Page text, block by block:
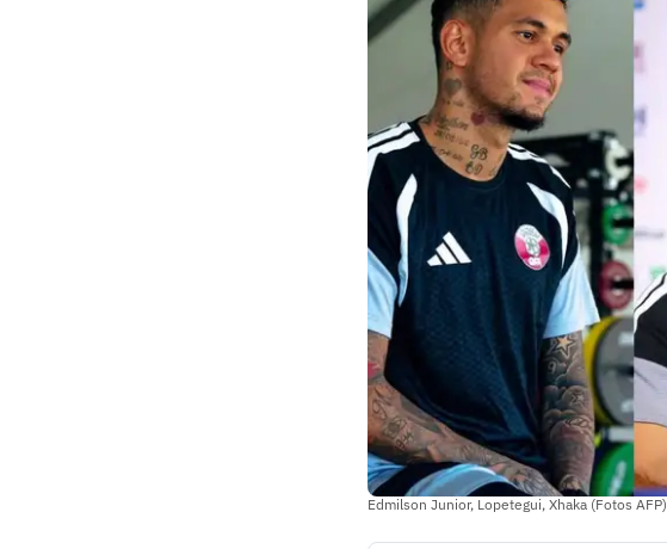
Edmilson Junior, Lopetegui, Xhaka (Fotos AFP)